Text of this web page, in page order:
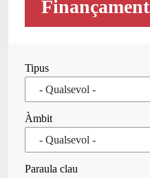
Finançament
Tipus
Àmbit
Paraula clau